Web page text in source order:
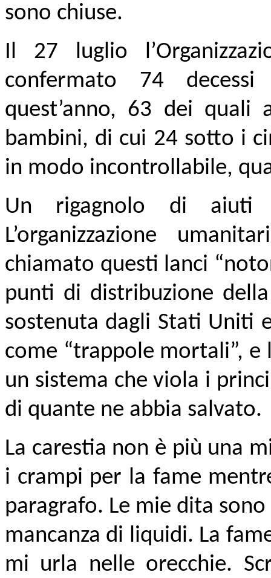
sono chiuse.
Il 27 luglio
confermato 74
quest’anno, 63 dei
bambini, di cui 24 sotto i
in modo incontrollabile,
Un rigagnolo di
L’organizzazione
chiamato questi lanci
punti di distribuzione
sostenuta dagli Stati Uniti
come “trappole mortali”, e
un sistema che viola i
di quante ne abbia salvato.
La carestia non è più una
i crampi per la fame
paragrafo. Le mie dita
mancanza di liquidi. La
mi urla nelle orecchie.